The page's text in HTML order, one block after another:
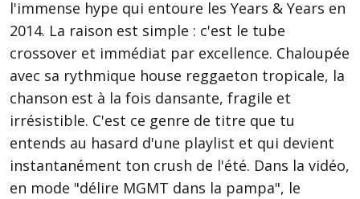
l'immense hype qui entoure les Years & Years en
2014. La raison est simple : c'est le tube
crossover et immédiat par excellence. Chaloupée
avec sa rythmique house reggaeton tropicale, la
chanson est à la fois dansante, fragile et
irrésistible. C'est ce genre de titre que tu
entends au hasard d'une playlist et qui devient
instantanément ton crush de l'été. Dans la vidéo,
en mode "délire MGMT dans la pampa", le